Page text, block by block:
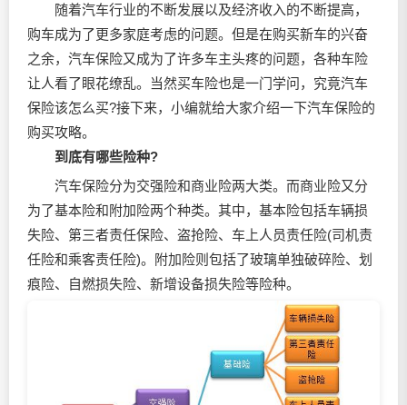
随着汽车行业的不断发展以及经济收入的不断提高，
购车成为了更多家庭考虑的问题。但是在购买新车的兴奋
之余，汽车保险又成为了许多车主头疼的问题，各种车险
让人看了眼花缭乱。当然买车险也是一门学问，究竟汽车
保险该怎么买?接下来，小编就给大家介绍一下汽车保险的
购买攻略。
到底有哪些险种?
汽车保险分为交强险和商业险两大类。而商业险又分
为了基本险和附加险两个种类。其中，基本险包括车辆损
失险、第三者责任保险、盗抢险、车上人员责任险(司机责
任险和乘客责任险)。附加险则包括了玻璃单独破碎险、划
痕险、自燃损失险、新增设备损失险等险种。